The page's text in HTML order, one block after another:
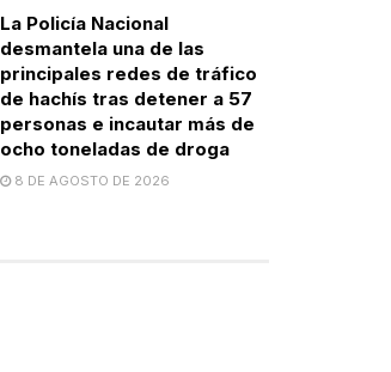
La Policía Nacional
desmantela una de las
principales redes de tráfico
de hachís tras detener a 57
personas e incautar más de
ocho toneladas de droga
8 DE AGOSTO DE 2026